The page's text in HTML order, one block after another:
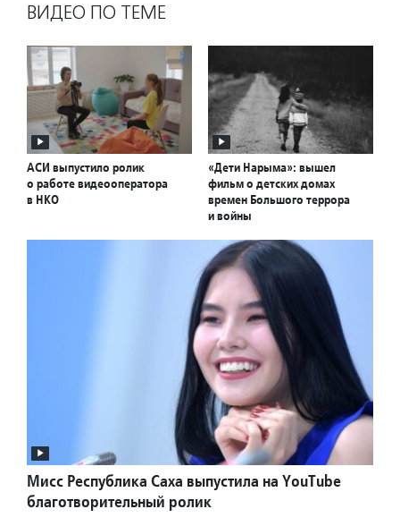
ВИДЕО ПО ТЕМЕ
АСИ выпустило ролик
о работе видеооператора
в НКО
«Дети Нарыма»: вышел
фильм о детских домах
времен Большого террора
и войны
Мисс Республика Саха выпустила на YouTube
благотворительный ролик